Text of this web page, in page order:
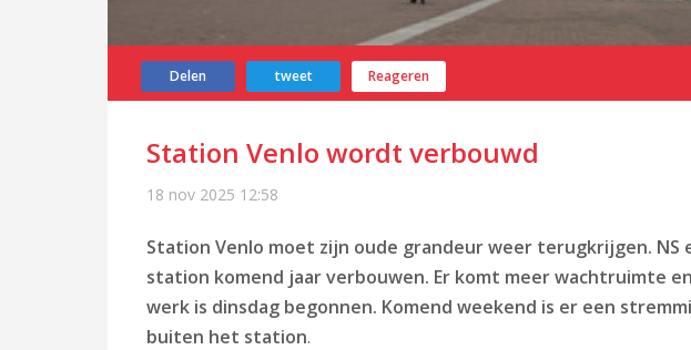
Delen tweet Reageren
Station Venlo wordt verbouwd
18 nov 2025 12:58
Station Venlo moet zijn oude grandeur weer terugkrijgen. NS
station komend jaar verbouwen. Er komt meer wachtruimte
werk is dinsdag begonnen. Komend weekend is er een
buiten het station.